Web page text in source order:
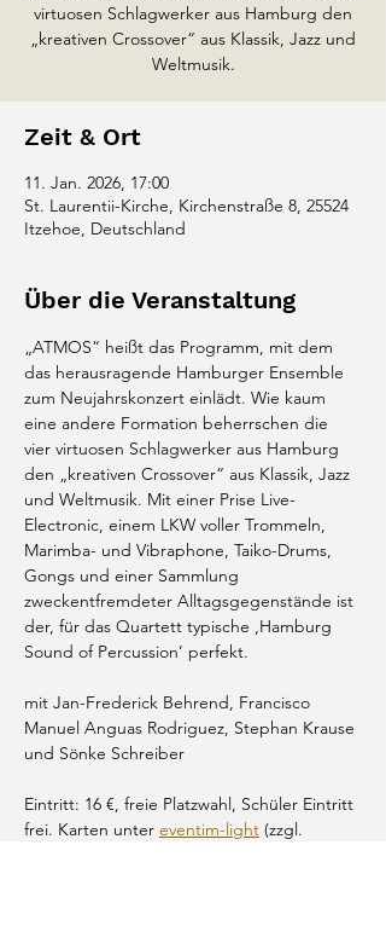
virtuosen Schlagwerker aus Hamburg den
„kreativen Crossover“ aus Klassik, Jazz und
Weltmusik.
Zeit & Ort
11. Jan. 2026, 17:00
St. Laurentii-Kirche, Kirchenstraße 8, 25524
Itzehoe, Deutschland
Über die Veranstaltung
„ATMOS“ heißt das Programm, mit dem
das herausragende Hamburger Ensemble
zum Neujahrskonzert einlädt. Wie kaum
eine andere Formation beherrschen die
vier virtuosen Schlagwerker aus Hamburg
den „kreativen Crossover“ aus Klassik, Jazz
und Weltmusik. Mit einer Prise Live-
Electronic, einem LKW voller Trommeln,
Marimba- und Vibraphone, Taiko-Drums,
Gongs und einer Sammlung
zweckentfremdeter Alltagsgegenstände ist
der, für das Quartett typische ‚Hamburg
Sound of Percussion’ perfekt.
mit Jan-Frederick Behrend, Francisco
Manuel Anguas Rodriguez, Stephan Krause
und Sönke Schreiber
Eintritt: 16 €, freie Platzwahl, Schüler Eintritt
frei. Karten unter eventim-light (zzgl.